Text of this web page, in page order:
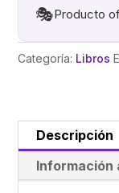
Mayusculas
🎭Producto
Categoría: Libros
Descripción
Información